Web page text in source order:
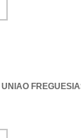
UNIAO